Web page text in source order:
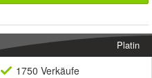
Platin
1750 Verkäufe